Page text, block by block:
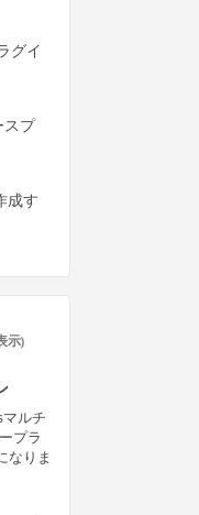
グイ
スプ
成す
示)
マルチ
プラ
なりま